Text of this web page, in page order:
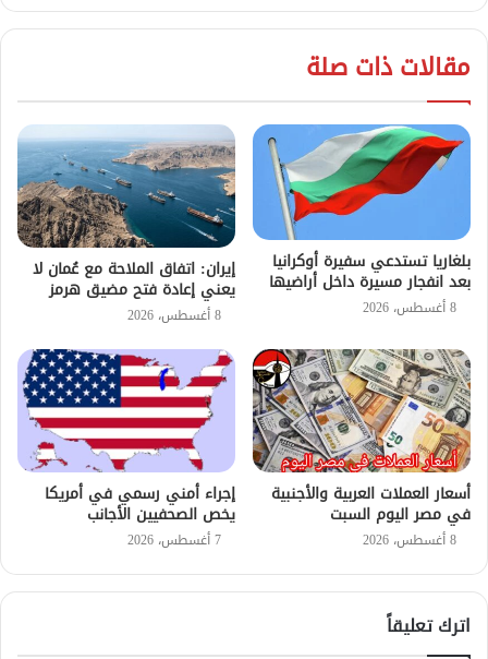
مقالات ذات صلة
بلغاريا تستدعي سفيرة أوكرانيا
بعد انفجار مسيرة داخل أراضيها
8 أغسطس، 2026
إيران: اتفاق الملاحة مع عُمان لا
يعني إعادة فتح مضيق هرمز
8 أغسطس، 2026
أسعار العملات العربية والأجنبية
في مصر اليوم السبت
8 أغسطس، 2026
إجراء أمني رسمي في أمريكا
يخص الصحفيين الأجانب
7 أغسطس، 2026
اترك تعليقاً